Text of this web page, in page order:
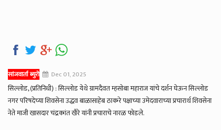
सांजवार्ता ब्युरो Dec 01, 2025
सिल्लोड, (प्रतिनिधी) : सिल्लोड येथे ग्रामदैवत म्हसोबा महाराज यांचे दर्शन घेऊन सिल्लोड
नगर परिषदेच्या शिवसेना उद्धव बाळासाहेब ठाकरे पक्षाच्या उमेदवाराच्या प्रचारार्थ शिवसेना
नेते माजी खासदार चंद्रकांत खैरे यांनी प्रचाराचे नारळ फोडले.